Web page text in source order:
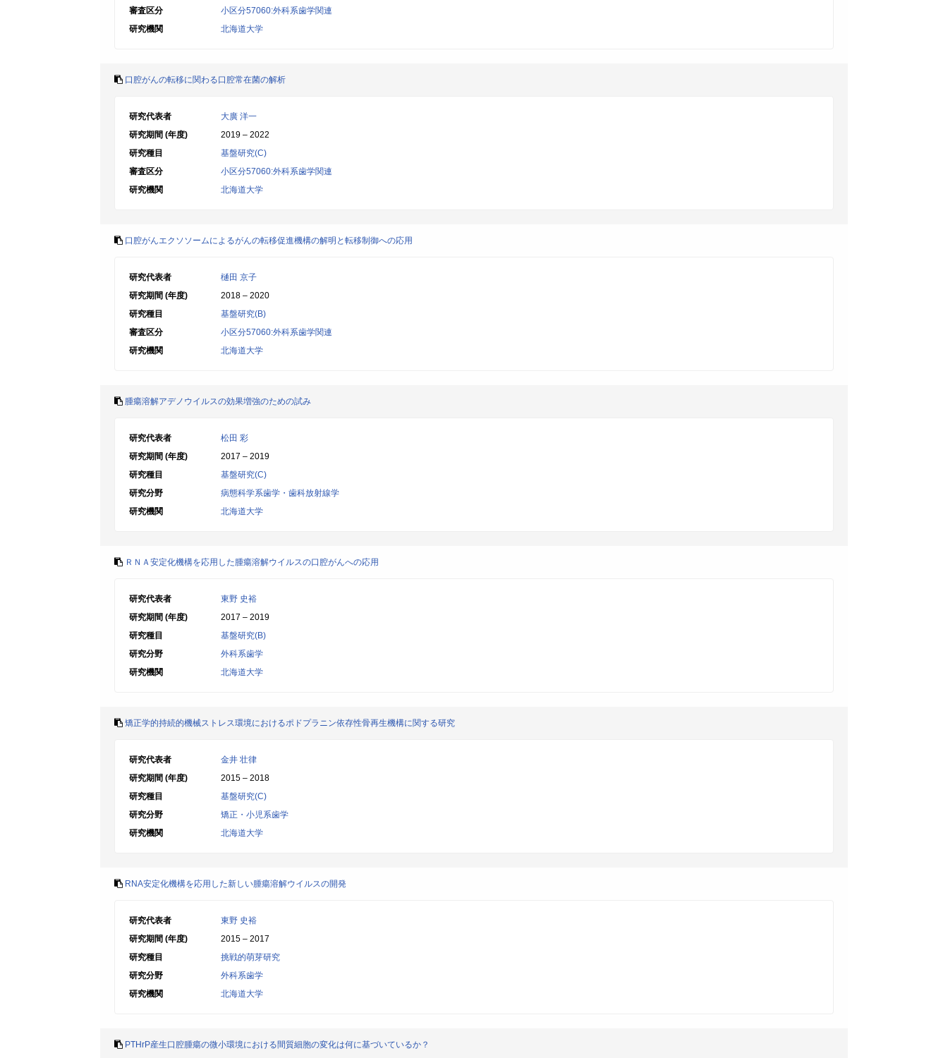
審査区分
小区分57060:外科系歯学関連
研究機関
北海道大学
口腔がんの転移に関わる口腔常在菌の解析
研究代表者
大廣 洋一
研究期間 (年度)
2019 – 2022
研究種目
基盤研究(C)
審査区分
小区分57060:外科系歯学関連
研究機関
北海道大学
口腔がんエクソソームによるがんの転移促進機構の解明と転移制御への応用
研究代表者
樋田 京子
研究期間 (年度)
2018 – 2020
研究種目
基盤研究(B)
審査区分
小区分57060:外科系歯学関連
研究機関
北海道大学
腫瘍溶解アデノウイルスの効果増強のための試み
研究代表者
松田 彩
研究期間 (年度)
2017 – 2019
研究種目
基盤研究(C)
研究分野
病態科学系歯学・歯科放射線学
研究機関
北海道大学
ＲＮＡ安定化機構を応用した腫瘍溶解ウイルスの口腔がんへの応用
研究代表者
東野 史裕
研究期間 (年度)
2017 – 2019
研究種目
基盤研究(B)
研究分野
外科系歯学
研究機関
北海道大学
矯正学的持続的機械ストレス環境におけるポドプラニン依存性骨再生機構に関する研究
研究代表者
金井 壮律
研究期間 (年度)
2015 – 2018
研究種目
基盤研究(C)
研究分野
矯正・小児系歯学
研究機関
北海道大学
RNA安定化機構を応用した新しい腫瘍溶解ウイルスの開発
研究代表者
東野 史裕
研究期間 (年度)
2015 – 2017
研究種目
挑戦的萌芽研究
研究分野
外科系歯学
研究機関
北海道大学
PTHrP産生口腔腫瘍の微小環境における間質細胞の変化は何に基づいているか？